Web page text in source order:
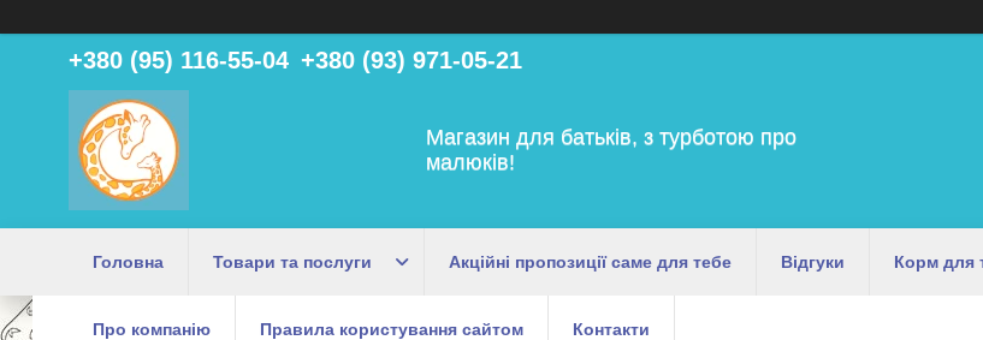
+380 (95) 116-55-04 +380 (93) 971-05-21
Магазин для батьків, з турботою про
малюків!
Головна Товари та послуги Акційні пропозиції саме для тебе Відгуки Корм для
Про компанію Правила користування сайтом Контакти